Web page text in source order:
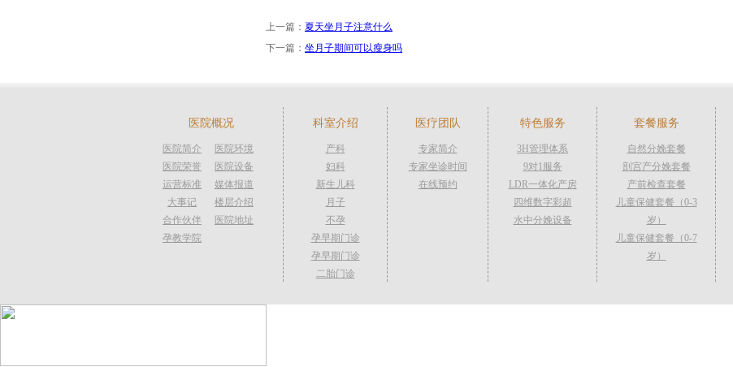
上一篇： 夏天坐月子注意什么
下一篇： 坐月子期间可以瘦身吗
医院概况
医院简介
医院环境
医院荣誉
医院设备
运营标准
媒体报道
大事记
楼层介绍
合作伙伴
医院地址
孕教学院
科室介绍
产科
妇科
新生儿科
月子
不孕
孕早期门诊
孕早期门诊
二胎门诊
医疗团队
专家简介
专家坐诊时间
在线预约
特色服务
3H管理体系
9对1服务
LDR一体化产房
四维数字彩超
水中分娩设备
套餐服务
自然分娩套餐
剖宫产分娩套餐
产前检查套餐
儿童保健套餐（0-3
岁）
儿童保健套餐（0-7
岁）